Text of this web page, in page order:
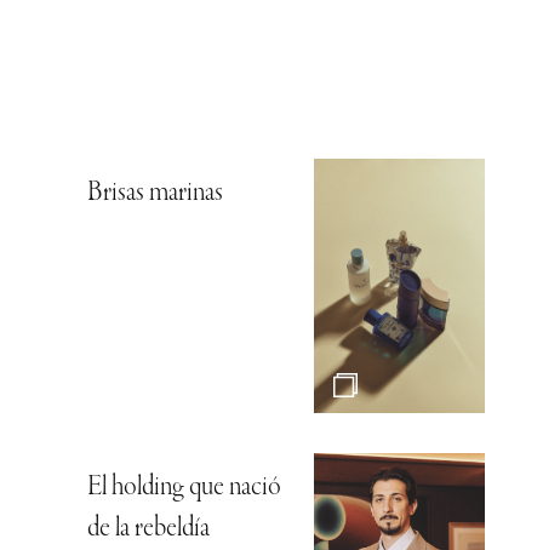
Brisas marinas
El holding que nació
de la rebeldía